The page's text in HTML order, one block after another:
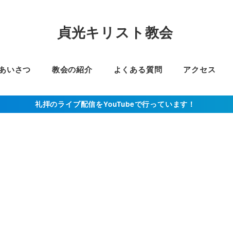
貞光キリスト教会
いさつ 教会の紹介 よくある質問 アクセス
礼拝のライブ配信をYouTubeで行っています！